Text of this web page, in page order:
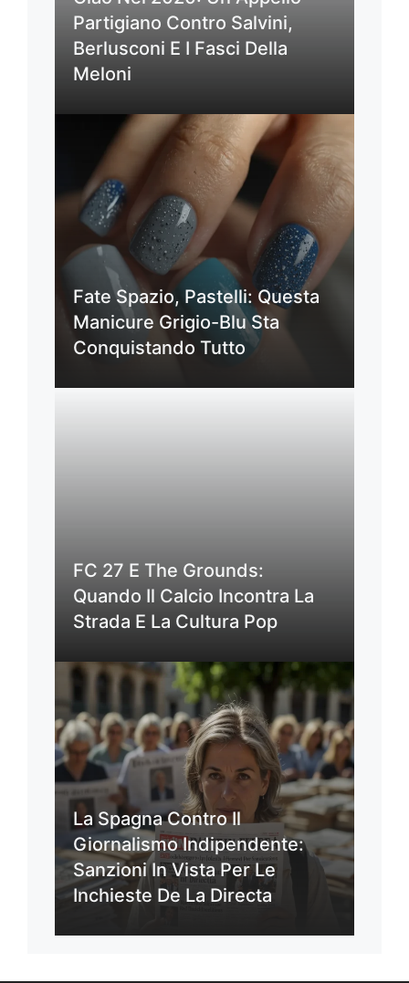
Partigiano Contro Salvini,
Berlusconi E I Fasci Della
Meloni
Fate Spazio, Pastelli: Questa
Manicure Grigio-Blu Sta
Conquistando Tutto
FC 27 E The Grounds:
Quando Il Calcio Incontra La
Strada E La Cultura Pop
La Spagna Contro Il
Giornalismo Indipendente:
Sanzioni In Vista Per Le
Inchieste De La Directa